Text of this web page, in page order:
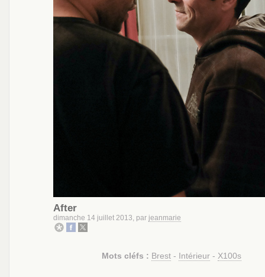
After
dimanche 14 juillet 2013, par jeanmarie
Mots cléfs : Brest - Intérieur - X100s